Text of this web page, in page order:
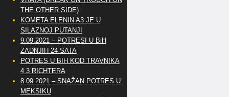
THE OTHER SIDE)
KOMETA ELENIN A3 JE U
SILAZNOJ PUTANJI
9.09.2021 – POTRESI U BiH
ZADNJIH 24 SATA
POTRES U BIH KOD TRAVNIKA
4.3 RICHTERA
8.09.2021 – SNAŽAN POTRES U
MEKSIKU